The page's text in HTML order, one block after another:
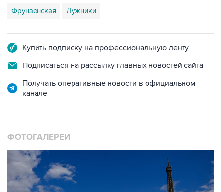
Фрунзенская Лужники
Купить подписку на профессиональную ленту
Подписаться на рассылку главных новостей сайта
Получать оперативные новости в официальном
канале
ФОТОГАЛЕРЕИ